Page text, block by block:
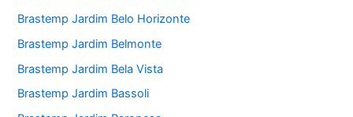
Brastemp Jardim Belo Horizonte
Brastemp Jardim Belmonte
Brastemp Jardim Bela Vista
Brastemp Jardim Bassoli